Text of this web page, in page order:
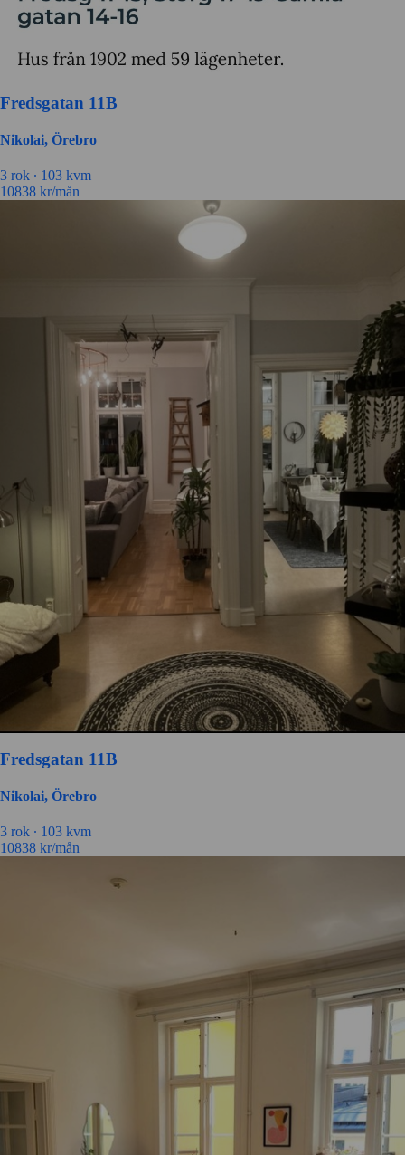
Fredsgatan 11B
Nikolai, Örebro
3 rok ∙ 103 kvm
10838 kr/mån
Fredsgatan 11B
Nikolai, Örebro
3 rok ∙ 103 kvm
10838 kr/mån